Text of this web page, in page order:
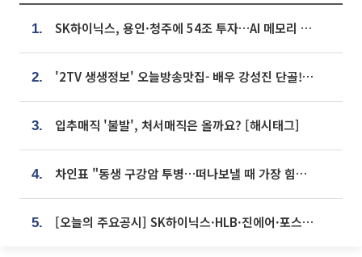
1. SK하이닉스, 용인·청주에 54조 투자…AI 메모리 생산기지 키운다
2. '2TV 생생정보' 오늘방송맛집- 배우 강성진 단골! 쌀국수ㆍ푸팟퐁 커리 맛집 '블○○○'
3. 입추매직 '불발', 처서매직은 올까요? [해시태그]
4. 차인표 "동생 구강암 투병…떠나보낼 때 가장 힘들었다”
5. [오늘의 주요공시] SK하이닉스·HLB·진에어·포스코홀딩스·네이버·대우건설 등